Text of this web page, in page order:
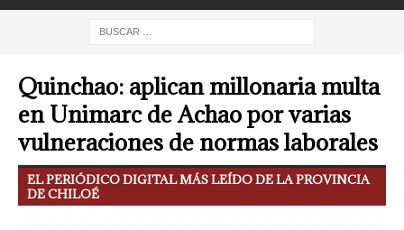
Quinchao: aplican millonaria multa
en Unimarc de Achao por varias
vulneraciones de normas laborales
EL PERIÓDICO DIGITAL MÁS LEÍDO DE LA PROVINCIA
DE CHILOÉ